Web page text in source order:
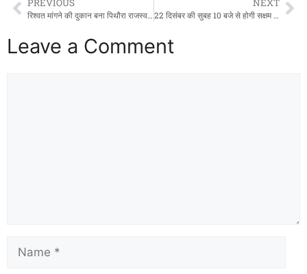
PREVIOUS
रिश्वत मांगने की दुकान बना पिथौरा राजस्व विभाग ! पहले कानूनगो शाखा के बाबू अब हल्का पटवारी द्वारा किसान से मांगी गई रिश्वत!
NEXT
22 दिसंबर की सुबह 10 बजे से होगी सक्षम आंगनबाड़ी कार्यकर्ता सहायिका कल्याण संघ का शपथ ग्रहण समारोह !
Leave a Comment